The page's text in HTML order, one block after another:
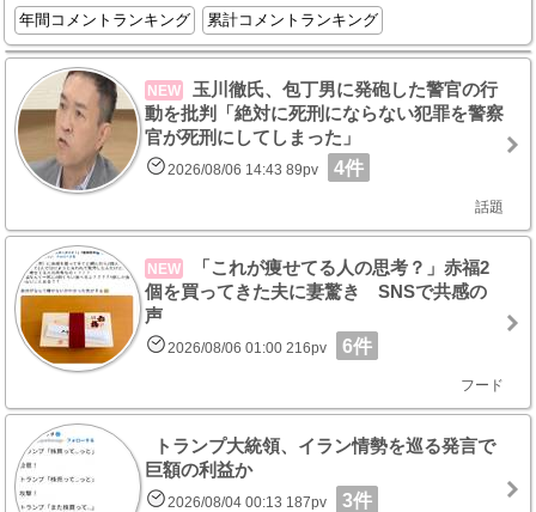
年間コメントランキング
累計コメントランキング
NEW
玉川徹氏、包丁男に発砲した警官の行
動を批判「絶対に死刑にならない犯罪を警察
官が死刑にしてしまった」
2026/08/06 14:43 89pv 4件
話題
NEW
「これが痩せてる人の思考？」赤福2
個を買ってきた夫に妻驚き SNSで共感の
声
2026/08/06 01:00 216pv 6件
フード
トランプ大統領、イラン情勢を巡る発言で
巨額の利益か
2026/08/04 00:13 187pv 3件